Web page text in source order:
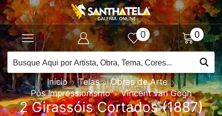
0 0
Início Telas
Obras de Arte
Pós Impressionismo
Vincent van Gogh
2 Girassóis Cortados (1887)